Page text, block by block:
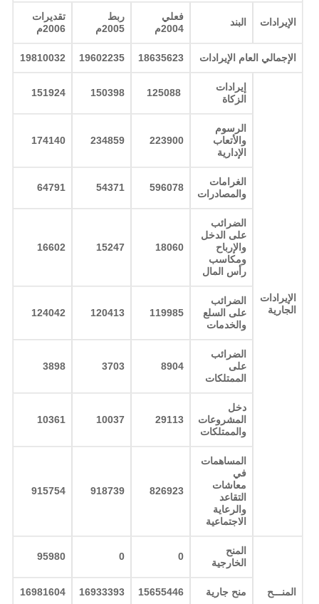
الإيرادات البند
فعلي
2004م
ربط
2005م
تقديرات
2006م
الإجمالي العام الإيرادات 18635623
19602235
19810032
الإيرادات
الجارية
إيرادات
الزكاة
125088
150398
151924
الرسوم
والأتعاب
الإدارية
223900
234859
174140
الغرامات
والمصادرات
596078
54371
64791
الضرائب
على الدخل
والإرباح
ومكاسب
رأس المال
18060
15247
16602
الضرائب
على السلع
والخدمات
119985
120413
124042
الضرائب
على
الممتلكات
8904
3703
3898
دخل
المشروعات
والممتلكات
29113
10037
10361
المساهمات
في
معاشات
التقاعد
والرعاية
الاجتماعية
826923
918739
915754
المنـــح
المنح
الخارجية
0
0
95980
منح جارية 15655446
16933393
16981604